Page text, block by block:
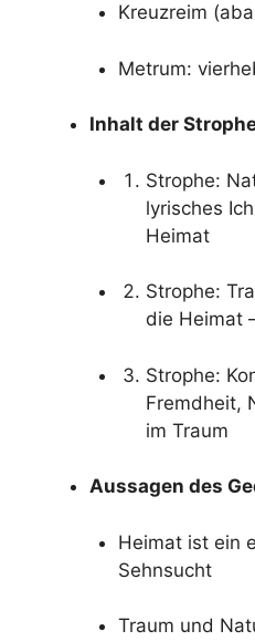
Kreuzreim
Metrum:
Inhalt der
Strophe:
lyrisches
Heimat
Strophe:
die Heimat
Strophe:
Fremdheit,
im Traum
Aussagen des
Heimat ist ein
Sehnsucht
Traum und